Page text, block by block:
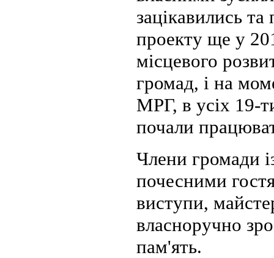
зацікавились
проекту ще у
місцевого
громад, і на
МРГ, в усіх 19-
почали
Члени громади
почесними
виступи,
власноручно
пам'ять.